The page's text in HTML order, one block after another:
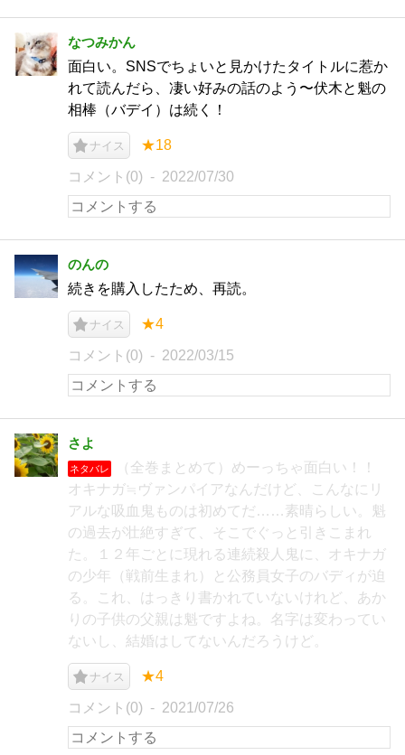
なつみかん
面白い。SNSでちょいと見かけたタイトルに惹か
れて読んだら、凄い好みの話のよう〜伏木と魁の
相棒（バデイ）は続く！
ナイス ★18
コメント(0) 2022/07/30
のんの
続きを購入したため、再読。
ナイス ★4
コメント(0) 2022/03/15
さよ
ネタバレ
（全巻まとめて）めーっちゃ面白い！！
オキナガ≒ヴァンパイアなんだけど、こんなにリ
アルな吸血鬼ものは初めてだ……素晴らしい。魁
の過去が壮絶すぎて、そこでぐっと引きこまれ
た。１２年ごとに現れる連続殺人鬼に、オキナガ
の少年（戦前生まれ）と公務員女子のバディが迫
る。これ、はっきり書かれていないけれど、あか
りの子供の父親は魁ですよね。名字は変わってい
ないし、結婚はしてないんだろうけど。
ナイス ★4
コメント(0) 2021/07/26